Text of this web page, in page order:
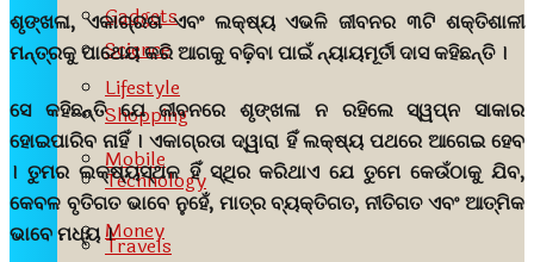
Science
Shopping
Technology
Travels
Gadgets
Lifestyle
Mobile
Money
ଶୃଙ୍ଖଳା, ଏକାଗ୍ରତା ଏବଂ ଲକ୍ଷ୍ୟ ଏଭଳି ଜୀବନର ୩ଟି ଶକ୍ତିଶାଳୀ
ମନ୍ତ୍ରକୁ ପାଥେୟ କରି ଆଗକୁ ବଢ଼ିବା ପାଇଁ ନ୍ୟାୟମୂର୍ତୀ ଦାସ କହିଛନ୍ତି ।
ସେ କହିଛନ୍ତି ଯେ ଜୀବନରେ ଶୃଙ୍ଖଳା ନ ରହିଲେ ସ୍ୱପ୍ନ ସାକାର
ହୋଇପାରିବ ନାହିଁ । ଏକାଗ୍ରତା ଦ୍ୱାରା ହିଁ ଲକ୍ଷ୍ୟ ପଥରେ ଆଗେଇ ହେବ
। ତୁମର ଲକ୍ଷ୍ୟସ୍ଥଳ ହିଁ ସ୍ଥିର କରିଥାଏ ଯେ ତୁମେ କେଉଁଠାକୁ ଯିବ,
କେବଳ ବୃତିଗତ ଭାବେ ନୁହେଁ, ମାତ୍ର ବ୍ୟକ୍ତିଗତ, ନୀତିଗତ ଏବଂ ଆତ୍ମିକ
ଭାବେ ମଧ୍ୟ ।